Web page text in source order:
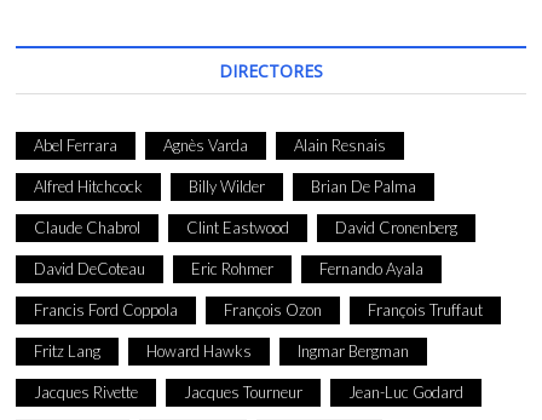
DIRECTORES
Abel Ferrara Agnès Varda Alain Resnais
Alfred Hitchcock Billy Wilder Brian De Palma
Claude Chabrol Clint Eastwood David Cronenberg
David DeCoteau Eric Rohmer Fernando Ayala
Francis Ford Coppola François Ozon François Truffaut
Fritz Lang Howard Hawks Ingmar Bergman
Jacques Rivette Jacques Tourneur Jean-Luc Godard